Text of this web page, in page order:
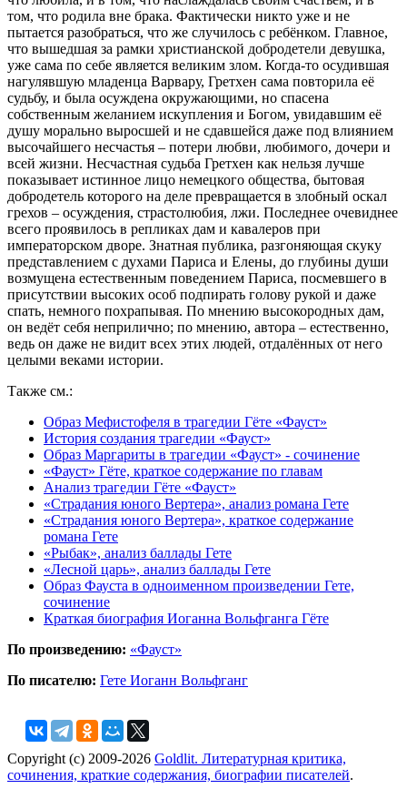
том, что родила вне брака. Фактически никто уже и не
пытается разобраться, что же случилось с ребёнком. Главное,
что вышедшая за рамки христианской добродетели девушка,
уже сама по себе является великим злом. Когда-то осудившая
нагулявшую младенца Варвару, Гретхен сама повторила её
судьбу, и была осуждена окружающими, но спасена
собственным желанием искупления и Богом, увидавшим её
душу морально выросшей и не сдавшейся даже под влиянием
высочайшего несчастья – потери любви, любимого, дочери и
всей жизни. Несчастная судьба Гретхен как нельзя лучше
показывает истинное лицо немецкого общества, бытовая
добродетель которого на деле превращается в злобный оскал
грехов – осуждения, страстолюбия, лжи. Последнее очевиднее
всего проявилось в репликах дам и кавалеров при
императорском дворе. Знатная публика, разгоняющая скуку
представлением с духами Париса и Елены, до глубины души
возмущена естественным поведением Париса, посмевшего в
присутствии высоких особ подпирать голову рукой и даже
спать, немного похрапывая. По мнению высокородных дам,
он ведёт себя неприлично; по мнению, автора – естественно,
ведь он даже не видит всех этих людей, отдалённых от него
целыми веками истории.
Также см.:
Образ Мефистофеля в трагедии Гёте «Фауст»
История создания трагедии «Фауст»
Образ Маргариты в трагедии «Фауст» - сочинение
«Фауст» Гёте, краткое содержание по главам
Анализ трагедии Гёте «Фауст»
«Страдания юного Вертера», анализ романа Гете
«Страдания юного Вертера», краткое содержание
романа Гете
«Рыбак», анализ баллады Гете
«Лесной царь», анализ баллады Гете
Образ Фауста в одноименном произведении Гете,
сочинение
Краткая биография Иоганна Вольфганга Гёте
По произведению: «Фауст»
По писателю: Гете Иоганн Вольфганг
Copyright (c) 2009-2026 Goldlit. Литературная критика,
сочинения, краткие содержания, биографии писателей.